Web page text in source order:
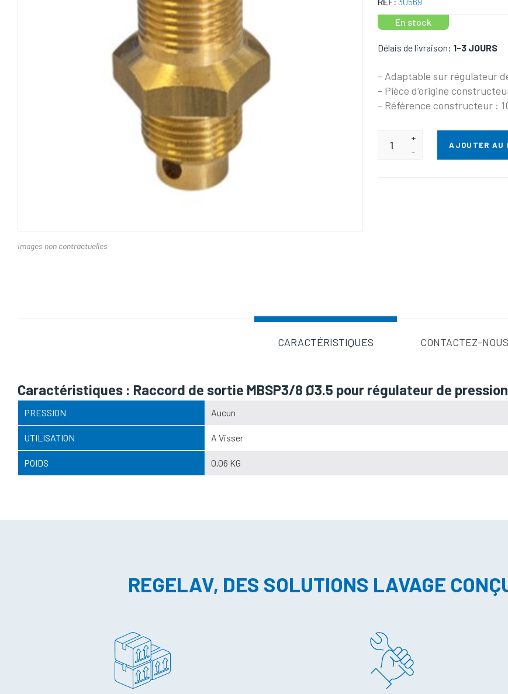
Images non contractuelles
En stock
Délais de livraison: 1-3 JOURS
- Adaptable sur régulateur
- Pièce d'origine
- Référence constructeur :
+
-
AJOUTER AU
CARACTÉRISTIQUES CONTACTEZ-NOUS
Caractéristiques : Raccord de sortie MBSP3/8 Ø3.5 pour régulateur de
PRESSION Aucun
UTILISATION A Visser
POIDS 0,06 KG
REGELAV, DES SOLUTIONS LAVAGE